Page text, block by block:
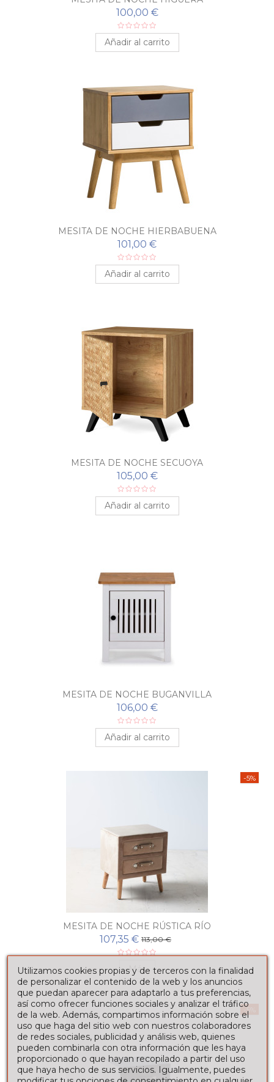
100,00 €
Añadir al carrito
MESITA DE NOCHE HIERBABUENA
101,00 €
Añadir al carrito
MESITA DE NOCHE SECUOYA
105,00 €
Añadir al carrito
MESITA DE NOCHE BUGANVILLA
106,00 €
Añadir al carrito
-5%
MESITA DE NOCHE RÚSTICA RÍO
107,35 € 113,00 €
Más
-5%
Utilizamos cookies propias y de terceros con la finalidad
de personalizar el contenido de la web y los anuncios
que puedan aparecer para adaptarlo a tus preferencias,
así como ofrecer funciones sociales y analizar el tráfico
de la web. Además, compartimos información sobre el
uso que haga del sitio web con nuestros colaboradores
de redes sociales, publicidad y análisis web, quienes
pueden combinarla con otra información que les haya
proporcionado o que hayan recopilado a partir del uso
que haya hecho de sus servicios. Igualmente, puedes